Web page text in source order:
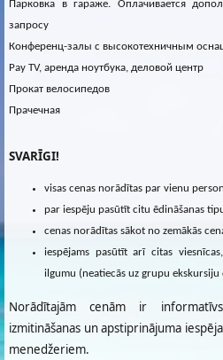
Парковка в гараже. Оплачивается
запросу
Конференц-залы с высокотехничным
Pay TV, аренда ноутбука, деловой центр
Прокат велосипедов
Прачечная
SVARĪGI!
visas cenas norādītas par vienu
par iespēju pasūtīt citu ēdināšanas
cenas norādītas sākot no zemākās
iespējams pasūtīt arī citas
ilgumu (neatiecās uz grupu ekskursiju
Norādītajām cenām ir
izmitināšanas un apstiprinājuma
menedžeriem.